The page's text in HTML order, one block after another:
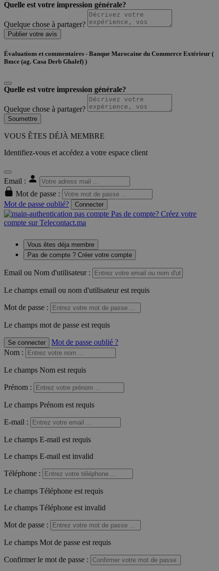
Quelle est votre impression générale?
Quelque chose à partager?
Publier votre avis
Évaluations et commentaires - Banque Marocaine du Commerce Extérieur (
Bmce (ag. Casa Derb Ghalef) )
Quelle est votre impression générale?
Quelque chose à partager?
Soumettre
VOUS ÊTES DÉJÀ MEMBRE
Identifiez-vous et accédez a votre espace client
Email :
Mot de passe :
Mot de passe oublié?
Connecter
Pas de compte? Créez votre
compte sur Telecontact.ma
Vous êtes déja membre
Pas de compte ? Créer votre compte
Email ou Nom d'utilisateur :
Le champs email ou nom d'utilisateur est requis
Mot de passe :
Le champs mot de passe est requis
Se connecter
Mot de passe oublié ?
Nom :
Le champs Nom est requis
Prénom :
Le champs Prénom est requis
E-mail :
Le champs E-mail est requis
Le champs E-mail est invalid
Téléphone :
Le champs Téléphone est requis
Le champs Téléphone est invalid
Mot de passe :
Le champs Mot de passe est requis
Confirmer le mot de passe :